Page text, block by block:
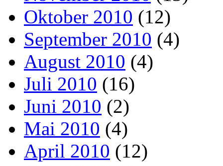
Oktober 2010 (12)
September 2010 (4)
August 2010 (4)
Juli 2010 (16)
Juni 2010 (2)
Mai 2010 (4)
April 2010 (12)